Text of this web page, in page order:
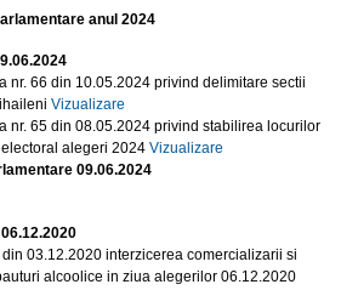
anul 2024
nr. 66 din 10.05.2024 privind delimitare sectii
Vizualizare
nr. 65 din 08.05.2024 privind stabilirea locurilor
alegeri 2024 Vizualizare
09.06.2024
din 03.12.2020 interzicerea comercializarii si
alcoolice in ziua alegerilor 06.12.2020